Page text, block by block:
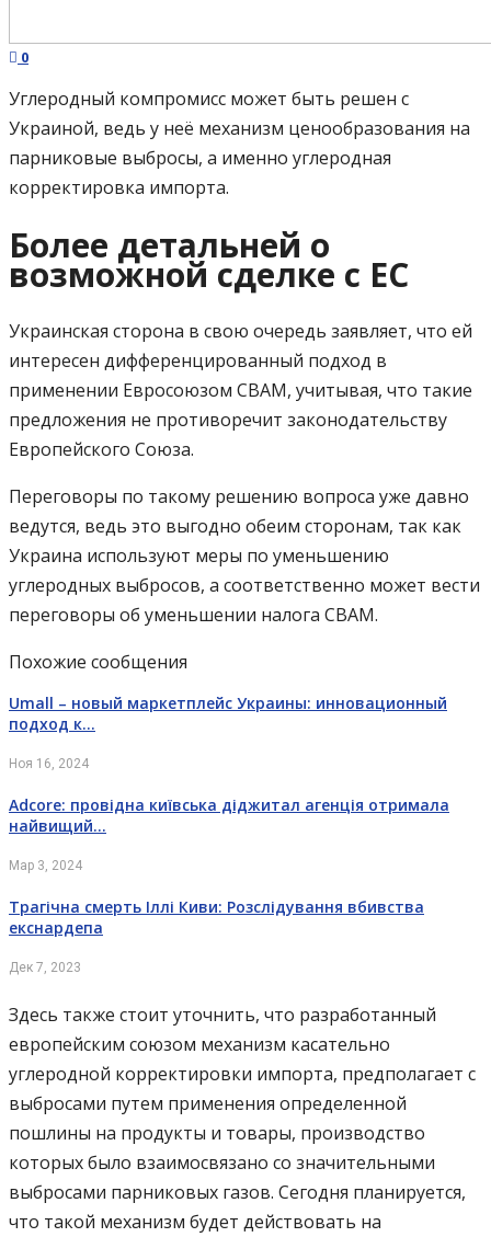
0
Углеродный компромисс может быть решен с
Украиной, ведь у неё механизм ценообразования на
парниковые выбросы, а именно углеродная
корректировка импорта.
Более детальней о
возможной сделке с ЕС
Украинская сторона в свою очередь заявляет, что ей
интересен дифференцированный подход в
применении Евросоюзом СВАМ, учитывая, что такие
предложения не противоречит законодательству
Европейского Союза.
Переговоры по такому решению вопроса уже давно
ведутся, ведь это выгодно обеим сторонам, так как
Украина используют меры по уменьшению
углеродных выбросов, а соответственно может вести
переговоры об уменьшении налога СВАМ.
Похожие сообщения
Umall – новый маркетплейс Украины: инновационный
подход к…
Ноя 16, 2024
Adcore: провідна київська діджитал агенція отримала
найвищий…
Мар 3, 2024
Трагічна смерть Іллі Киви: Розслідування вбивства
екснардепа
Дек 7, 2023
Здесь также стоит уточнить, что разработанный
европейским союзом механизм касательно
углеродной корректировки импорта, предполагает с
выбросами путем применения определенной
пошлины на продукты и товары, производство
которых было взаимосвязано со значительными
выбросами парниковых газов. Сегодня планируется,
что такой механизм будет действовать на